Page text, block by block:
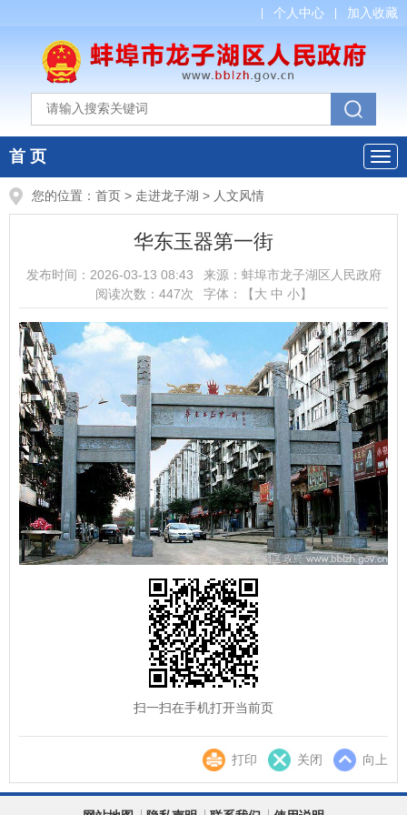
个人中心 加入收藏
首 页
您的位置： 首页 > 走进龙子湖 > 人文风情
华东玉器第一街
发布时间： 2026-03-13 08:43 来源： 蚌埠市龙子湖区人民政府
阅读次数： 447次 字体：【大 中 小】
扫一扫在手机打开当前页
打印 关闭 向上